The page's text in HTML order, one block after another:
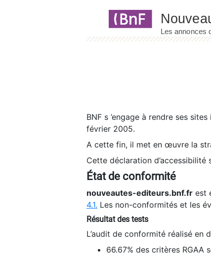
BNF s ’engage à rendre ses
février 2005.
A cette fin, il met en œuvre la
Cette déclaration
État de conformité
nouveautes-editeurs.bnf.fr est
4.1. Les non-conformités et les
Résultat des tests
L’audit de conformité réalisé en
66.67% des critères RGAA